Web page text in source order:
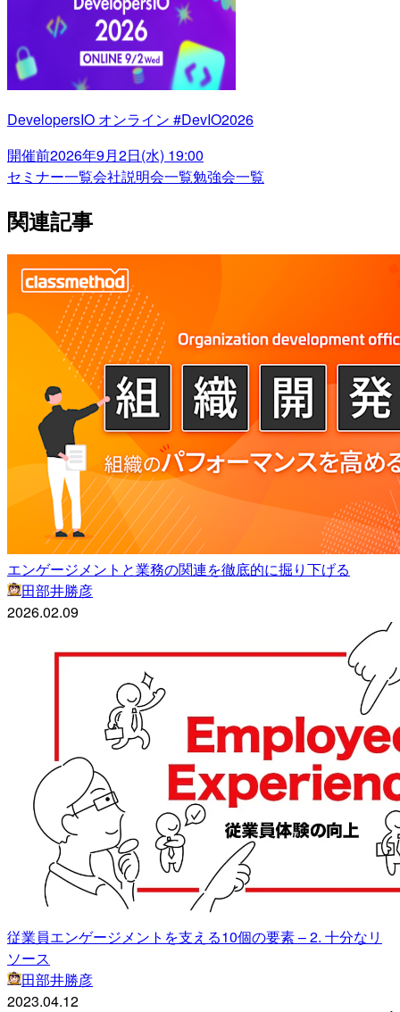
DevelopersIO オンライン #DevIO2026
開催前2026年9月2日(水) 19:00
セミナー一覧会社説明会一覧勉強会一覧
関連記事
エンゲージメントと業務の関連を徹底的に掘り下げる
田部井勝彦
2026.02.09
従業員エンゲージメントを支える10個の要素 – 2. 十分なリ
ソース
田部井勝彦
2023.04.12